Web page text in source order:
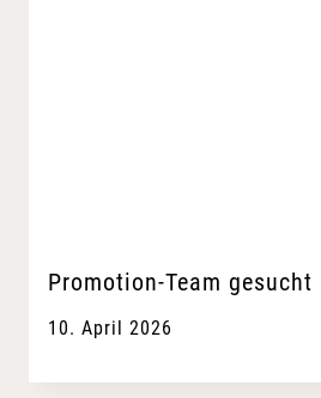
Promotion-Team gesucht
10. April 2026